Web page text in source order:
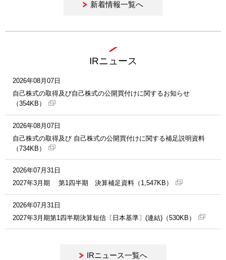
新着情報一覧へ
IRニュース
2026年08月07日
自己株式の取得及び自己株式の公開買付けに関するお知らせ
（354KB）
2026年08月07日
自己株式の取得及び 自己株式の公開買付けに関する補足説明資料
（734KB）
2026年07月31日
2027年3月期 第1四半期 決算補足資料（1,547KB）
2026年07月31日
2027年3月期第1四半期決算短信〔日本基準〕(連結)（530KB）
IRニュース一覧へ